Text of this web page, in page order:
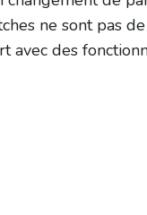
ne sont pas
avec des